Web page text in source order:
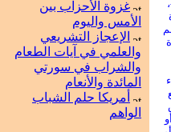
غزوة الأحزاب بين
الأمس واليوم
الإعجاز التشريعي
والعلمي في آيات الطعام
والشراب في سورتي
المائدة والأنعام
أمريكا حلم الشباب
الواهم